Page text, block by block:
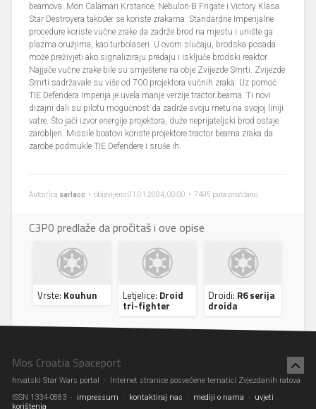
beamova. Mon Calamari Krstarice, Nebulon-B Frigate i Victory Klasa
Star Destroyera također se koriste zrakama. Standardne Imperijalne
procedure koriste vučne zrake da zadrže brod na mjestu i unište ga
plazma oružjima, kao turbolaseri. U ovom slučaju, brodska posada
može preživjeti ako signaliziraju predaju i isključe brodski reaktor.
Najjače vučne zrake bile su smještene na obje Zvijezde Smrti. Zvijezde
Smrti sadržavale su više od 700 projektora vučnih zraka. Uz pomoć
TIE Defendera Imperija je uvela manje verzije tractor beama. Ti novi
dizajni dali su pilotu mogućnost da zadrže svoju metu na svojoj liniji
vatre. Što jači izvor energije projektora, duže neprijateljski brod ostaje
zarobljen. Missile boatovi koriste projektore tractor beama zraka da
zarobe podmukle TIE Defendere i sruše ih.
Autor/ica sarlacc • objavljeno 01.01.2004, 00:00 • 7495 puta pročitano
C3P0 predlaže da pročitaš i ove opise
Vrste: Kouhun Letjelice: Droid
tri-fighter
Droidi: R6 serija
droida
Mos Croatia Spaceport
hrvatski Star Wars portal · Internet stranice posvećene tematici Zvjezdanih ratova
ISSN 1334-0883 ·
impressum · kontaktiraj nas · mediji o nama ·
uvjeti
korištenja